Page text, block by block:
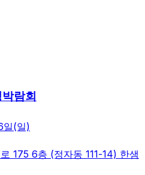
람회
일(일)
175 6층 (정자동 111-14) 한샘